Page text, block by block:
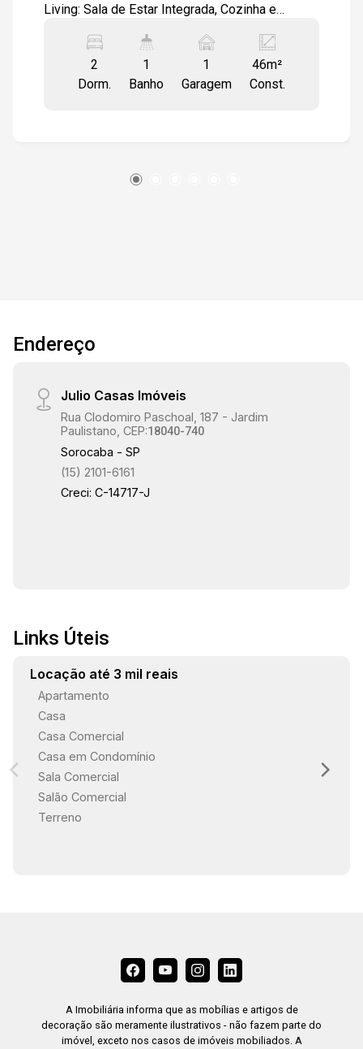
Living: Sala de Estar Integrada, Cozinha e
com opção para churrasqueira e garagem com
vaga garantida. Área de Lazer com Piscina,
Quadra Poliesportiva, Beach Tênis, Futevôlei,
2
Dorm.
1
Banho
1
Garagem
46m²
Const.
Endereço
Julio Casas Imóveis
Rua Clodomiro Paschoal, 187 - Jardim
Paulistano, CEP:18040-740
Sorocaba - SP
(15) 2101-6161
Creci: C-14717-J
Links Úteis
Locação até 3 mil reais
Apartamento
Casa
Casa Comercial
Casa em Condomínio
Sala Comercial
Salão Comercial
Terreno
A Imobiliária informa que as mobílias e artigos de
decoração são meramente ilustrativos - não fazem parte do
imóvel, exceto nos casos de imóveis mobiliados. A